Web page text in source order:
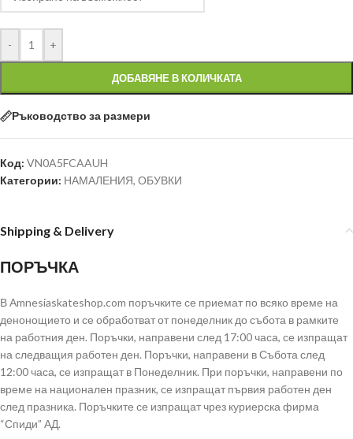
- +
ДОБАВЯНЕ В КОЛИЧКАТА
Ръководство за размери
Код: VN0A5FCAAUH
Категории: НАМАЛЕНИЯ, ОБУВКИ
Shipping & Delivery
ПОРЪЧКА
В Аmnesiaskateshop.com поръчките се приемат по всяко време на
денонощието и се обработват от понеделник до събота в рамките
на работния ден. Поръчки, направени след 17:00 часа, се изпращат
на следващия работен ден. Поръчки, направени в Събота след
12:00 часа, се изпращат в Понеделник. При поръчки, направени по
време на национален празник, се изпращат първия работен ден
след празника. Поръчките се изпращат чрез куриерска фирма
“Спиди” АД.